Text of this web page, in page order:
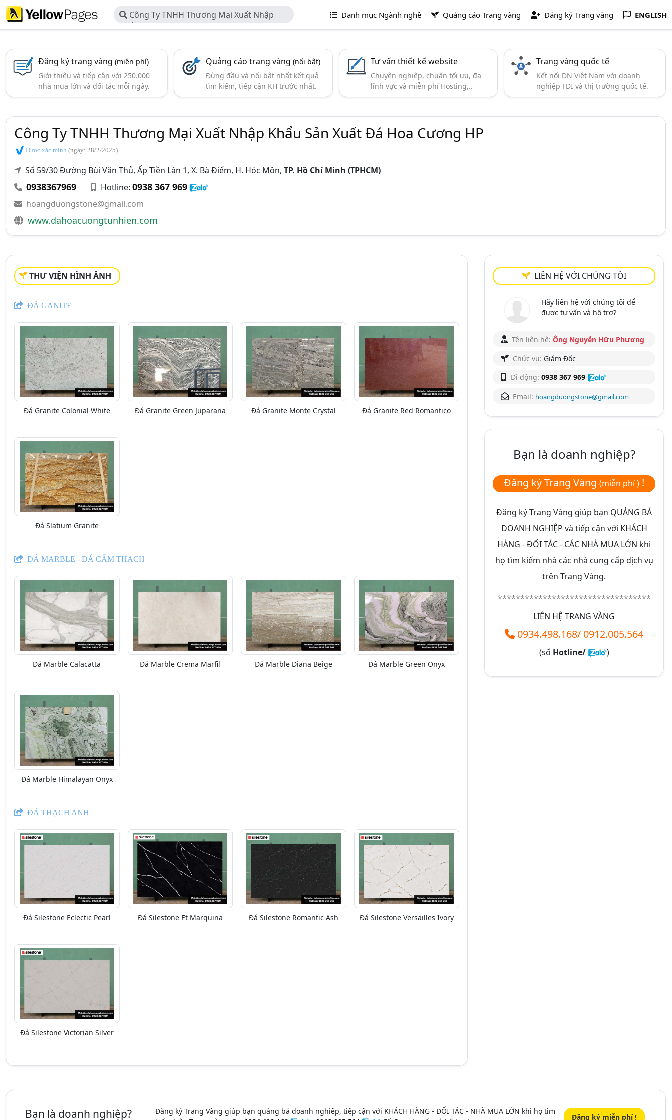
Công Ty TNHH Thương Mại Xuất Nhập
Khẩu Sản Xuất Đá Hoa Cương HP
Danh mục Ngành nghề Quảng cáo Trang vàng Đăng ký Trang vàng ENGLISH
Đăng ký trang vàng (miễn phí)
Giới thiệu và tiếp cận với 250.000
nhà mua lớn và đối tác mỗi ngày.
Quảng cáo trang vàng(nổi bật)
Đừng đầu và nổi bật nhất kết quả
tìm kiếm, tiếp cận KH trước nhất.
Tư vấn thiết kế website
Chuyên nghiệp, chuẩn tối ưu, đa
lĩnh vực và miễn phí Hosting,..
Trang vàng quốc tế
Kết nối DN Việt Nam với doanh
nghiệp FDI và thị trường quốc tế.
Công Ty TNHH Thương Mại Xuất Nhập Khẩu Sản Xuất Đá Hoa Cương HP
Được xác minh (ngày: 28/2/2025)
Số 59/30 Đường Bùi Văn Thủ, Ấp Tiền Lân 1, X. Bà Điểm, H. Hóc Môn, TP. Hồ Chí Minh (TPHCM)
0938367969 Hotline: 0938 367 969
hoangduongstone@gmail.com
www.dahoacuongtunhien.com
THƯ VIỆN HÌNH ẢNH
ĐÁ GANITE
Đá Granite Colonial White Đá Granite Green Juparana Đá Granite Monte Crystal Đá Granite Red Romantico
Đá Slatium Granite
ĐÁ MARBLE - ĐÁ CẨM THẠCH
Đá Marble Calacatta Đá Marble Crema Marfil Đá Marble Diana Beige Đá Marble Green Onyx
Đá Marble Himalayan Onyx
ĐÁ THẠCH ANH
Đá Silestone Eclectic Pearl Đá Silestone Et Marquina Đá Silestone Romantic Ash Đá Silestone Versailles Ivory
Đá Silestone Victorian Silver
LIÊN HỆ VỚI CHÚNG TÔI
Hãy liên hệ với chúng tôi để
được tư vấn và hỗ trợ?
Tên liên hệ: Ông Nguyễn Hữu Phương
Chức vụ: Giám Đốc
Di động: 0938 367 969
Email: hoangduongstone@gmail.com
Bạn là doanh nghiệp?
Đăng ký Trang Vàng (miễn phí ) !
Đăng ký Trang Vàng giúp bạn QUẢNG BÁ
DOANH NGHIỆP và tiếp cận với KHÁCH
HÀNG - ĐỐI TÁC - CÁC NHÀ MUA LỚN khi
họ tìm kiếm nhà các nhà cung cấp dịch vụ
trên Trang Vàng.
**********************************
LIÊN HỆ TRANG VÀNG
0934.498.168/ 0912.005.564
(số Hotline/ )
Bạn là doanh nghiệp?
Đăng ký Trang Vàng giúp bạn quảng bá doanh nghiêp, tiếp cận với KHÁCH HÀNG - ĐỐI TÁC - NHÀ MUA LỚN khi họ tìm
Đăng ký miễn phí !